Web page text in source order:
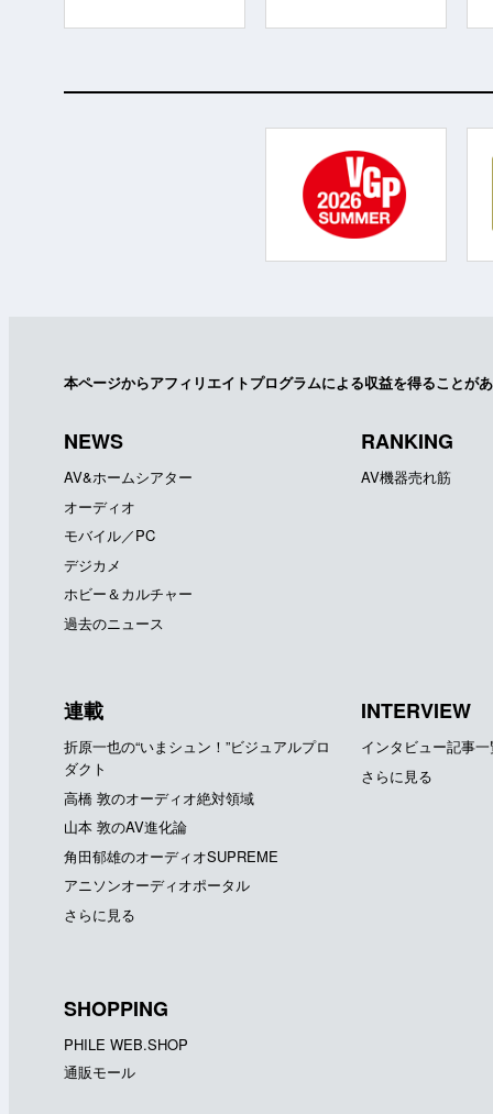
本ページからアフィリエイトプログラムによる収益を得ることが
NEWS
AV&ホームシアター
オーディオ
モバイル／PC
デジカメ
ホビー＆カルチャー
過去のニュース
RANKING
AV機器売れ筋
連載
折原一也の“いまシュン！”ビジュアルプロ
ダクト
高橋 敦のオーディオ絶対領域
山本 敦のAV進化論
角田郁雄のオーディオSUPREME
アニソンオーディオポータル
さらに見る
INTERVIEW
インタビュー記事
さらに見る
SHOPPING
PHILE WEB.SHOP
通販モール